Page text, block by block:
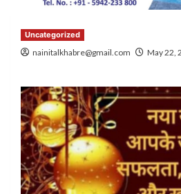
Uncategorized
nainitalkhabre@gmail.com May 22,